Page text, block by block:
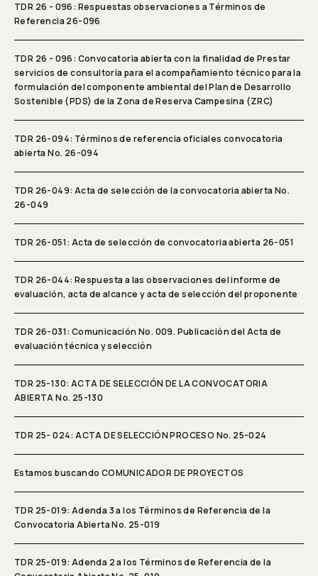
TDR 26 - 096: Respuestas observaciones a Términos de
Referencia 26-096
TDR 26 - 096: Convocatoria abierta con la finalidad de Prestar
servicios de consultoría para el acompañamiento técnico para la
formulación del componente ambiental del Plan de Desarrollo
Sostenible (PDS) de la Zona de Reserva Campesina (ZRC)
TDR 26-094: Términos de referencia oficiales convocatoria
abierta No. 26-094
TDR 26-049: Acta de selección de la convocatoria abierta No.
26-049
TDR 26-051: Acta de selección de convocatoria abierta 26-051
TDR 26-044: Respuesta a las observaciones del informe de
evaluación, acta de alcance y acta de selección del proponente
TDR 26-031: Comunicación No. 009. Publicación del Acta de
evaluación técnica y selección
TDR 25-130: ACTA DE SELECCIÓN DE LA CONVOCATORIA
ABIERTA No. 25-130
TDR 25- 024: ACTA DE SELECCIÓN PROCESO No. 25-024
Estamos buscando COMUNICADOR DE PROYECTOS
TDR 25-019: Adenda 3 a los Términos de Referencia de la
Convocatoria Abierta No. 25-019
TDR 25-019: Adenda 2 a los Términos de Referencia de la